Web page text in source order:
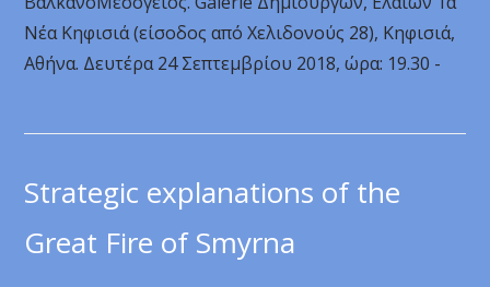
Νέα Κηφισιά (είσοδος από Χελιδονούς 28), Κηφισιά,
Αθήνα. Δευτέρα 24 Σεπτεμβρίου 2018, ώρα: 19.30 -
Strategic explanations of the
Great Fire of Smyrna